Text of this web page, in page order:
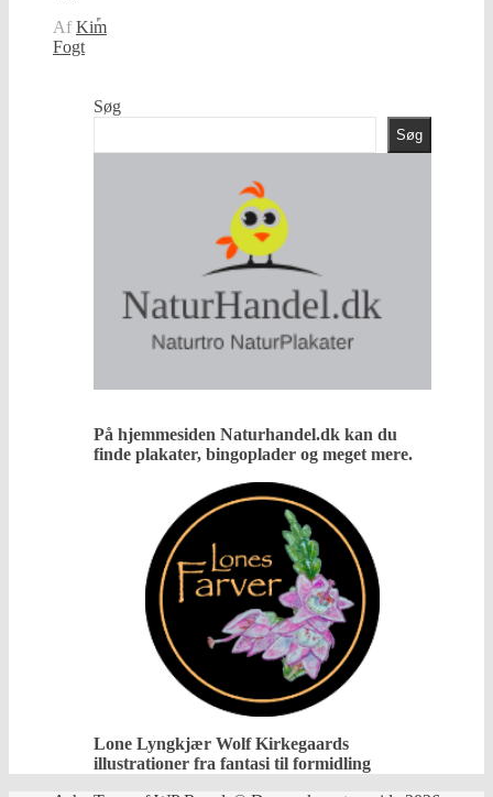
AfKim
Fogt
Søg
Søg
På hjemmesiden Naturhandel.dk kan du
finde plakater, bingoplader og meget mere.
Lone Lyngkjær Wolf Kirkegaards
illustrationer fra fantasi til formidling